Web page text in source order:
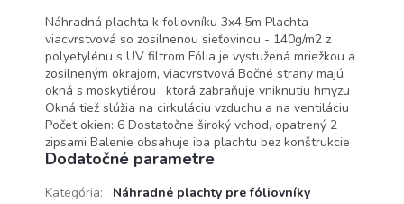
Náhradná plachta k foliovníku 3x4,5m Plachta
viacvrstvová so zosilnenou sieťovinou - 140g/m2 z
polyetylénu s UV filtrom Fólia je vystužená mriežkou a
zosilneným okrajom, viacvrstvová Bočné strany majú
okná s moskytiérou , ktorá zabraňuje vniknutiu hmyzu
Okná tiež slúžia na cirkuláciu vzduchu a na ventiláciu
Počet okien: 6 Dostatočne široký vchod, opatrený 2
zipsami Balenie obsahuje iba plachtu bez konštrukcie
Dodatočné parametre
Kategória:
Náhradné plachty pre fóliovníky